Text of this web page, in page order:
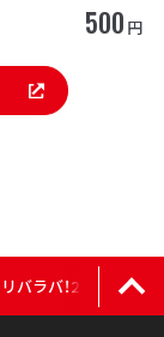
500 円
バラバ！2